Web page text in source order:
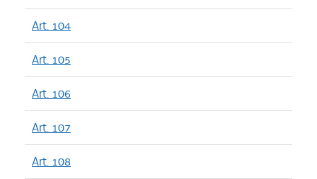
Art. 104
Art. 105
Art. 106
Art. 107
Art. 108